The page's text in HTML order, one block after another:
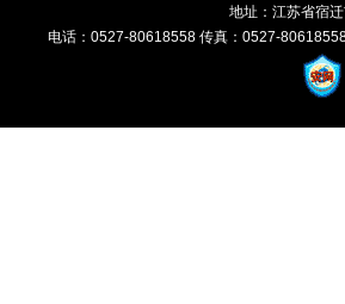
地址：江苏省宿
电话：0527-80618558 传真：0527-